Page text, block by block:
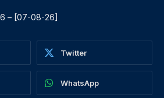
– [07-08-26]
Twitter
WhatsApp